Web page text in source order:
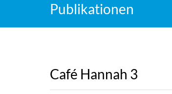
Publikationen
Café Hannah 3